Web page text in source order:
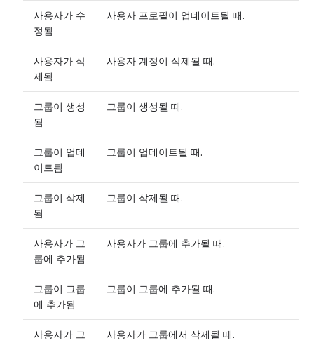
사용자가 수
정됨
사용자 프로필이 업데이트될 때.
사용자가 삭
제됨
사용자 계정이 삭제될 때.
그룹이 생성
됨
그룹이 생성될 때.
그룹이 업데
이트됨
그룹이 업데이트될 때.
그룹이 삭제
됨
그룹이 삭제될 때.
사용자가 그
룹에 추가됨
사용자가 그룹에 추가될 때.
그룹이 그룹
에 추가됨
그룹이 그룹에 추가될 때.
사용자가 그
사용자가 그룹에서 삭제될 때.